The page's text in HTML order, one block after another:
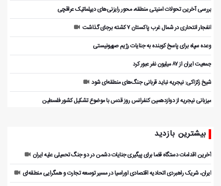
بررسی آخرین تحولات امنیتی منطقه، محور رایزنی‌های دیپلماتیک عراقچی
انفجار انتحاری در شمال غرب پاکستان ۷ کشته برجای گذاشت
وعده سپاه برای پاسخ کوبنده به جنایات رژیم صهیونیستی
جمعیت ایران از ۸۷ میلیون نفر عبور کرد
شیخ زکزاکی: نیجریه نباید قربانی جنگ‌های منطقه‌ای شود
میزبانی نیجریه از دوازدهمین کنفرانس روز قدس با موضوع تشکیل کشور فلسطین
بیشترین بازدید
آخرین اقدامات دستگاه قضا برای پیگیری جنایات دشمن در دو جنگ تحمیلی علیه ایران
ایران، شریک راهبردی اتحادیه اقتصادی اوراسیا در مسیر توسعه تجارت و همگرایی منطقه‌ای